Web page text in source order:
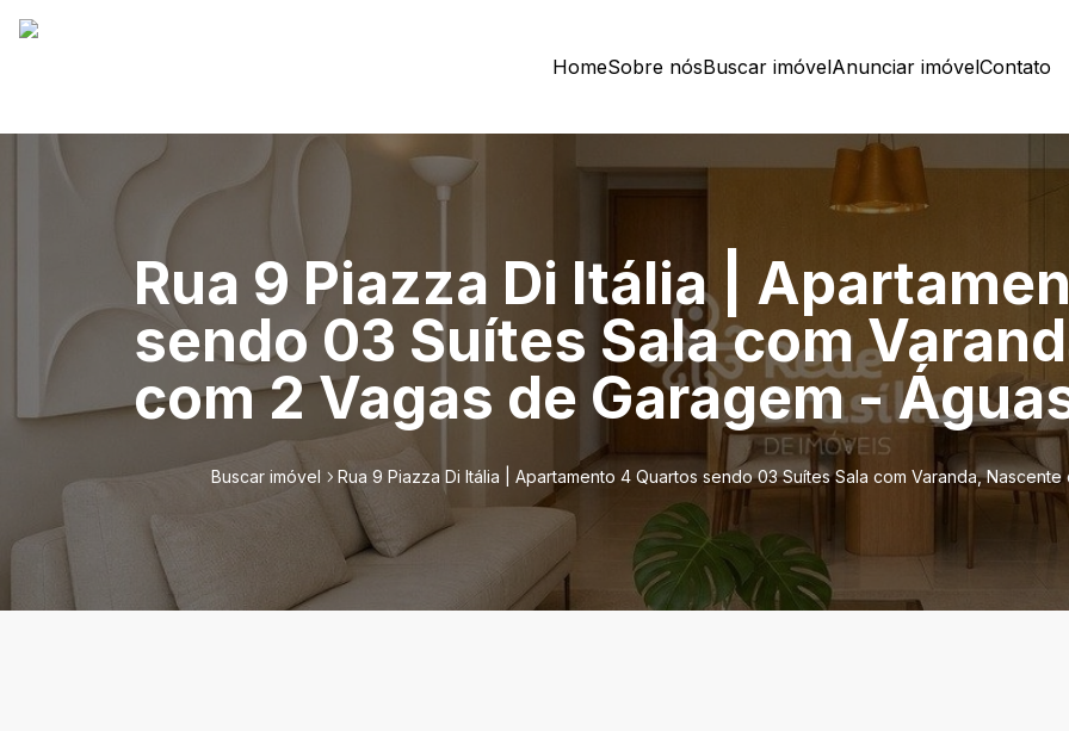
HomeSobre nósBuscar imóvelAnunciar imóvelContato
Rua 9 Piazza Di Itália |
sendo 03 Suítes Sala com
com 2 Vagas de Garagem -
Buscar imóvel Rua 9 Piazza Di Itália | Apartamento 4 Quartos sendo 03 Suítes Sala com Varanda,